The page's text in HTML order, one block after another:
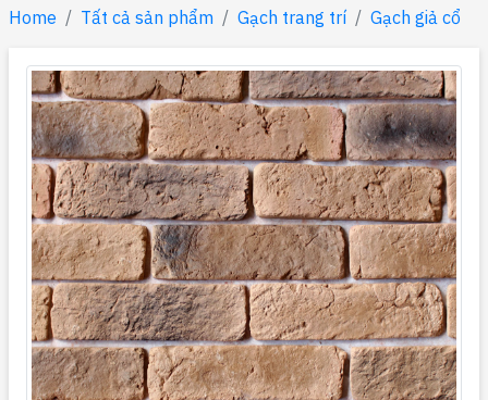
Home Tất cả sản phẩm Gạch trang trí Gạch giả cổ